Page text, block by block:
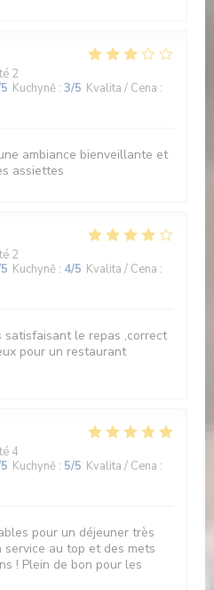
2
Kuchyně : 3/5 Kvalita / Cena :
ambiance bienveillante et
assiettes
2
Kuchyně : 4/5 Kvalita / Cena :
le repas ,correct
pour un restaurant
4
Kuchyně : 5/5 Kvalita / Cena :
pour un déjeuner très
service au top et des mets
! Plein de bon pour les